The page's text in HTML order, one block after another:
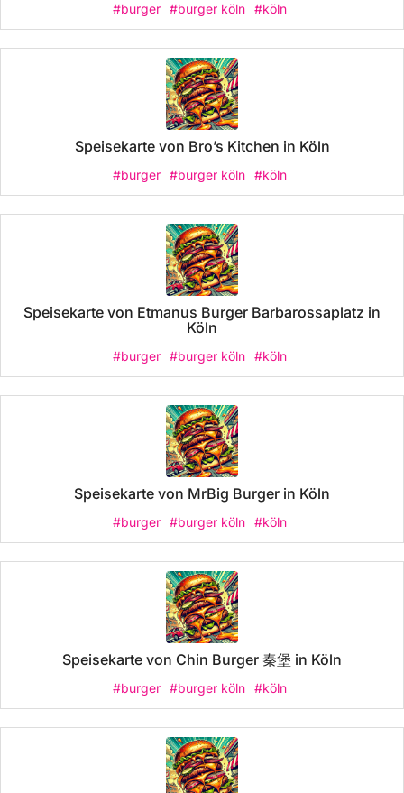
#burger #burger köln #köln
Speisekarte von Bro’s Kitchen in Köln
#burger #burger köln #köln
Speisekarte von Etmanus Burger Barbarossaplatz in
Köln
#burger #burger köln #köln
Speisekarte von MrBig Burger in Köln
#burger #burger köln #köln
Speisekarte von Chin Burger 秦堡 in Köln
#burger #burger köln #köln